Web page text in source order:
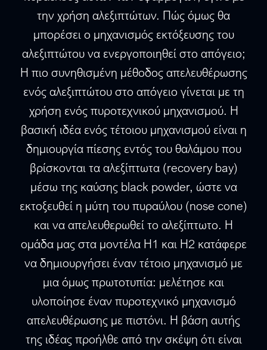
την χρήση αλεξιπτώτων. Πώς όμως θα
μπορέσει ο μηχανισμός εκτόξευσης του
αλεξιπτώτου να ενεργοποιηθεί στο απόγειο;
Η πιο συνηθισμένη μέθοδος απελευθέρωσης
ενός αλεξιπτώτου στο απόγειο γίνεται με τη
χρήση ενός πυροτεχνικού μηχανισμού. Η
βασική ιδέα ενός τέτοιου μηχανισμού είναι η
δημιουργία πίεσης εντός του θαλάμου που
βρίσκονται τα αλεξίπτωτα (recovery bay)
μέσω της καύσης black powder, ώστε να
εκτοξευθεί η μύτη του πυραύλου (nose cone)
και να απελευθερωθεί το αλεξίπτωτο. Η
ομάδα μας στα μοντέλα H1 και H2 κατάφερε
να δημιουργήσει έναν τέτοιο μηχανισμό με
μια όμως πρωτοτυπία: μελέτησε και
υλοποίησε έναν πυροτεχνικό μηχανισμό
απελευθέρωσης με πιστόνι. Η βάση αυτής
της ιδέας προήλθε από την σκέψη ότι είναι